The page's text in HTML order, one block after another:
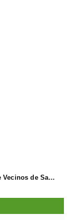
La Asociación de Vecinos de Santa Cruz descubrió los Covarones